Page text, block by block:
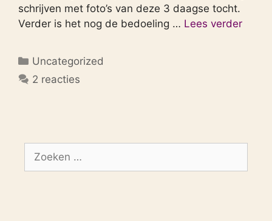
schrijven met foto’s van deze 3 daagse tocht.
Verder is het nog de bedoeling … Lees verder
Categorieën
Uncategorized
2 reacties
naar: